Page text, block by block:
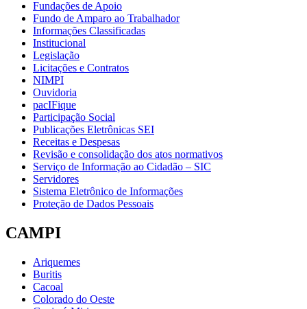
Fundações de Apoio
Fundo de Amparo ao Trabalhador
Informações Classificadas
Institucional
Legislação
Licitações e Contratos
NIMPI
Ouvidoria
pacIFique
Participação Social
Publicações Eletrônicas SEI
Receitas e Despesas
Revisão e consolidação dos atos normativos
Serviço de Informação ao Cidadão – SIC
Servidores
Sistema Eletrônico de Informações
Proteção de Dados Pessoais
CAMPI
Ariquemes
Buritis
Cacoal
Colorado do Oeste